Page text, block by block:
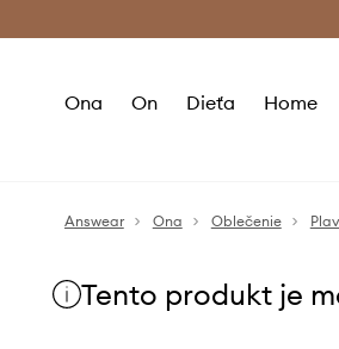
Ona On Dieťa Home
Answear Ona Oblečenie
Tento produkt je